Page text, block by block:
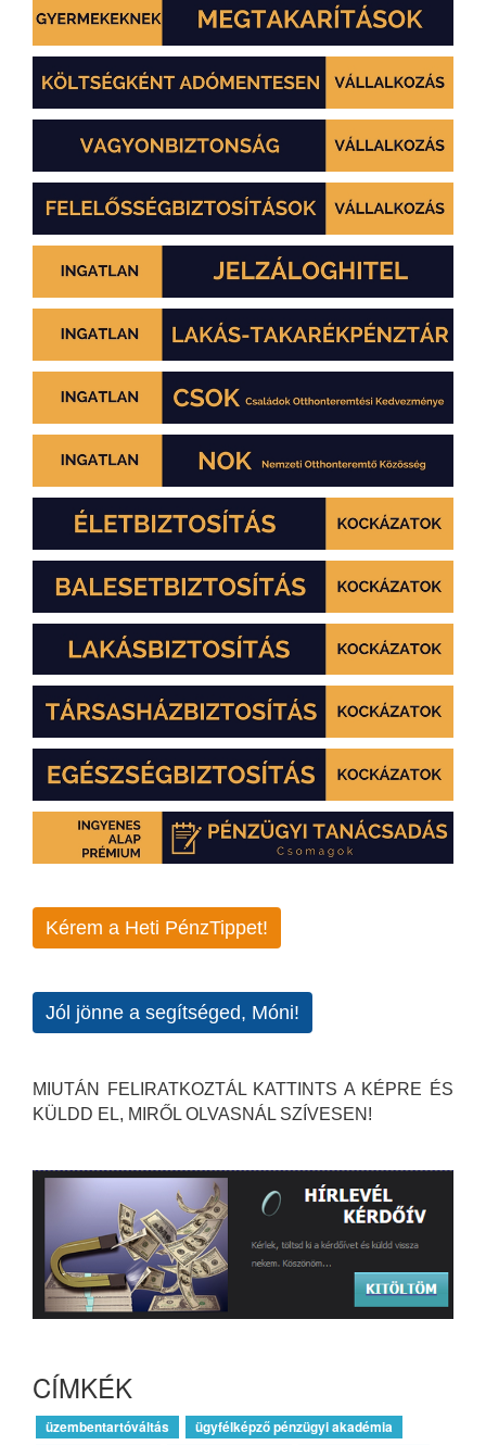
Kérem a Heti PénzTippet!
Jól jönne a segítséged, Móni!
MIUTÁN FELIRATKOZTÁL KATTINTS A KÉPRE ÉS
KÜLDD EL, MIRŐL OLVASNÁL SZÍVESEN!
CÍMKÉK
üzembentartóváltás
ügyfélképző pénzügyi akadémia